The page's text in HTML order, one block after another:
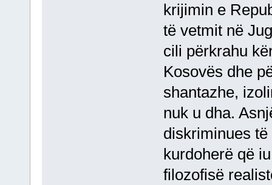
krijimin e
të vetmit në
cili përkrahu
Kosovës dhe
shantazhe,
nuk u dha.
diskriminues
kurdoherë që
filozofisë